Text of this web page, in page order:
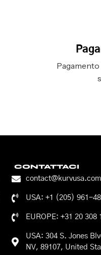
CONTATTACI
contact@kurvusa.com
USA: +1 (205) 961-
EUROPE: +31 20 308
USA: 304 S. Jones
NV, 89107, United